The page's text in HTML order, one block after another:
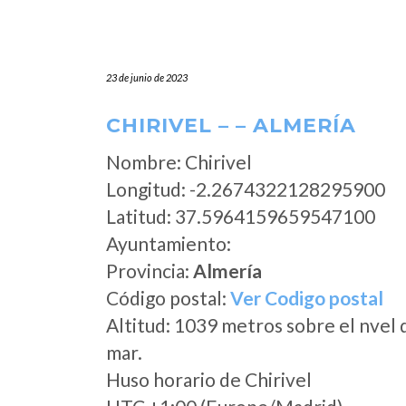
23 de junio de 2023
CHIRIVEL – – ALMERÍA
Nombre: Chirivel
Longitud: -2.2674322128295900
Latitud: 37.5964159659547100
Ayuntamiento:
Provincia: Almería
Código postal: Ver Codigo postal
Altitud: 1039 metros sobre el nvel
mar.
Huso horario de Chirivel